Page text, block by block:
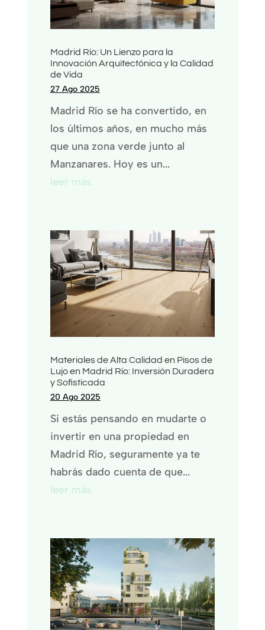
Madrid Río: Un Lienzo para la
Innovación Arquitectónica y la Calidad
de Vida
27 Ago 2025
Madrid Río se ha convertido, en
los últimos años, en mucho más
que una zona verde junto al
Manzanares. Hoy es un...
leer más
Materiales de Alta Calidad en Pisos de
Lujo en Madrid Río: Inversión Duradera
y Sofisticada
20 Ago 2025
Si estás pensando en mudarte o
invertir en una propiedad en
Madrid Río, seguramente ya te
habrás dado cuenta de que...
leer más